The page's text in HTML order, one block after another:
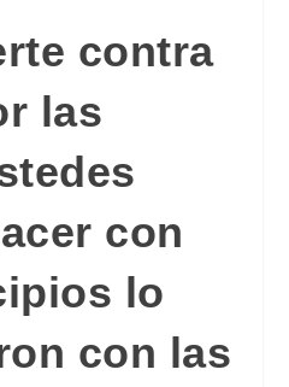
contra
las
con
lo
con las